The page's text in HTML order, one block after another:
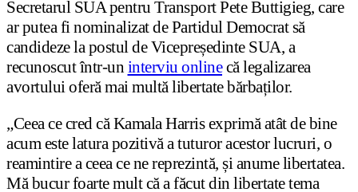
Secretarul SUA pentru Transport Pete Buttigieg, care
ar putea fi nominalizat de Partidul Democrat să
candideze la postul de Vicepreședinte SUA, a
recunoscut într-un interviu onlinecă legalizarea
avortului oferă mai multă libertate bărbaților.
„Ceea ce cred că Kamala Harris exprimă atât de bine
acum este latura pozitivă a tuturor acestor lucruri, o
reamintire a ceea ce ne reprezintă, și anume libertatea.
Mă bucur foarte mult că a făcut din libertate tema